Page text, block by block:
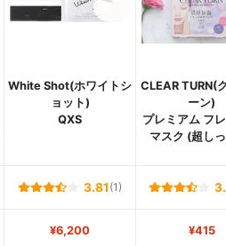
White Shot(ホワイトシ
ョット)
QXS
CLEAR TURN(
ーン)
プレミアム フ
マスク (超し
3.81 (1)
¥6,200 ¥415